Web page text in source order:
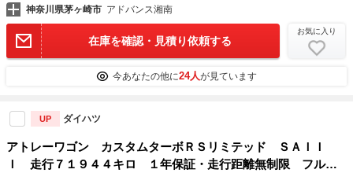
神奈川県茅ヶ崎市 アドバンス湘南
在庫を確認・見積り依頼する
お気に入り
今あなたの他に24人が見ています
UP ダイハツ
アトレーワゴン カスタムターボＲＳリミテッド ＳＡＩＩ
Ｉ 走行７１９４４キロ １年保証・走行距離無制限 フルセ